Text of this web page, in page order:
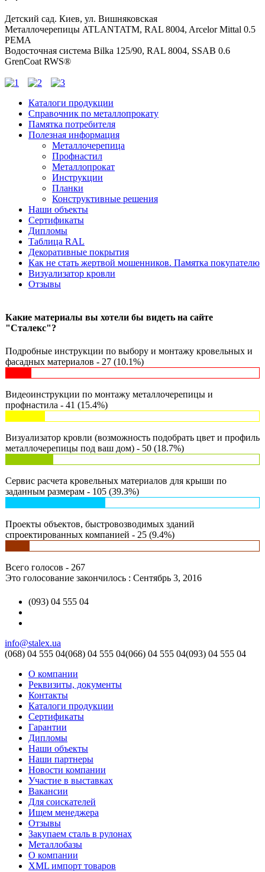
Детский сад. Киев, ул. Вишняковская
Металлочерепицы ATLANTATM, RAL 8004, Arcelor Mittal 0.5
PEMA
Водосточная система Bilka 125/90, RAL 8004, SSAB 0.6
GrenCoat RWS®
Каталоги продукции
Справочник по металлопрокату
Памятка потребителя
Полезная информация
Металлочерепица
Профнастил
Металлопрокат
Инструкции
Планки
Конструктивные решения
Наши объекты
Сертификаты
Дипломы
Таблица RAL
Декоративные покрытия
Как не стать жертвой мошенников. Памятка покупателю
Визуализатор кровли
Отзывы
Какие материалы вы хотели бы видеть на сайте
"Сталекс"?
Подробные инструкции по выбору и монтажу кровельных и
фасадных материалов - 27 (10.1%)
Видеоинструкции по монтажу металлочерепицы и
профнастила - 41 (15.4%)
Визуализатор кровли (возможность подобрать цвет и профиль
металлочерепицы под ваш дом) - 50 (18.7%)
Сервис расчета кровельных материалов для крыши по
заданным размерам - 105 (39.3%)
Проекты объектов, быстровозводимых зданий
спроектированных компанией - 25 (9.4%)
Всего голосов - 267
Это голосование закончилось : Сентябрь 3, 2016
(093) 04 555 04
info@stalex.ua
(068) 04 555 04(068) 04 555 04(066) 04 555 04(093) 04 555 04
О компании
Реквизиты, документы
Контакты
Каталоги продукции
Сертификаты
Гарантии
Дипломы
Наши объекты
Наши партнеры
Новости компании
Участие в выставках
Вакансии
Для соискателей
Ищем менеджера
Отзывы
Закупаем сталь в рулонах
Металлобазы
О компании
XML импорт товаров